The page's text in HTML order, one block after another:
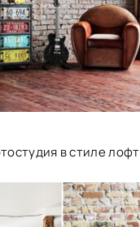
в стиле лофт